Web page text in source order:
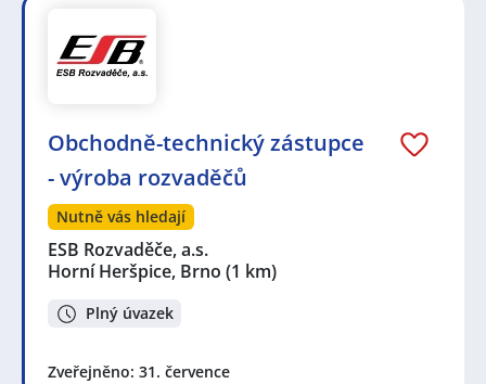
Obchodně-technický zástupce
- výroba rozvaděčů
Nutně vás hledají
ESB Rozvaděče, a.s.
Horní Heršpice, Brno (1 km)
Plný úvazek
Zveřejněno: 31. července